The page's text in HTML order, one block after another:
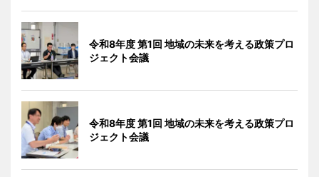
令和8年度 第1回 地域の未来を考える政策プロ
ジェクト会議
令和8年度 第1回 地域の未来を考える政策プロ
ジェクト会議